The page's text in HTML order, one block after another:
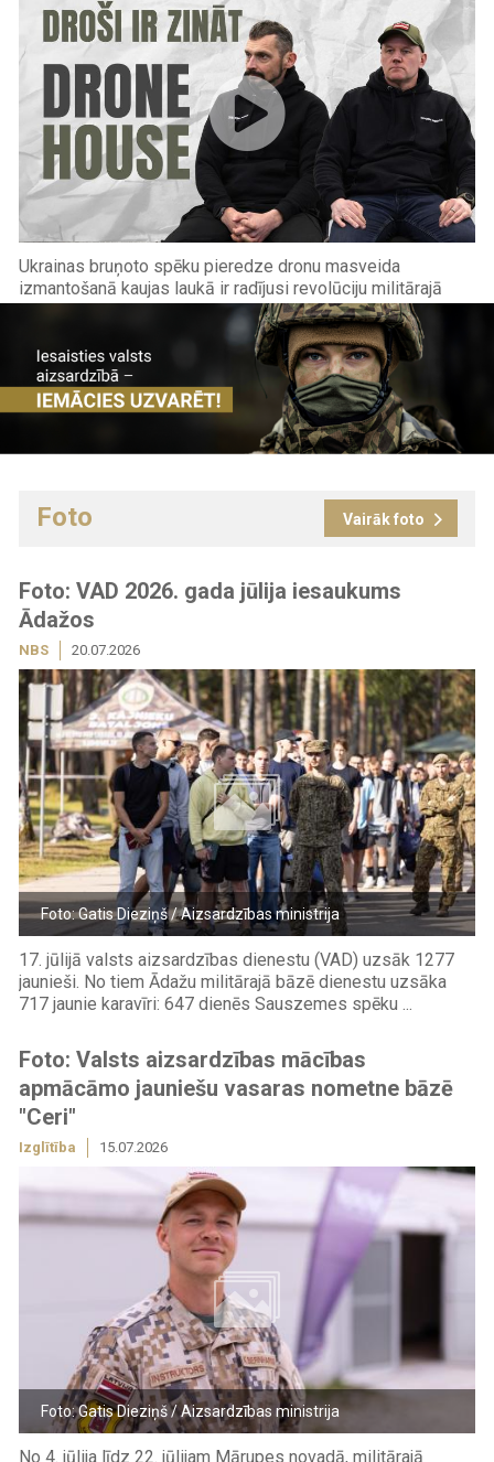
Ukrainas bruņoto spēku pieredze dronu masveida
izmantošanā kaujas laukā ir radījusi revolūciju militārajā
zinātnē. Tā pierāda, ka ar salīdzinoši ...
Foto Vairāk foto
Foto: VAD 2026. gada jūlija iesaukums
Ādažos
NBS 20.07.2026
Foto: Gatis Dieziņš / Aizsardzības ministrija
17. jūlijā valsts aizsardzības dienestu (VAD) uzsāk 1277
jaunieši. No tiem Ādažu militārajā bāzē dienestu uzsāka
717 jaunie karavīri: 647 dienēs Sauszemes spēku ...
Foto: Valsts aizsardzības mācības
apmācāmo jauniešu vasaras nometne bāzē
"Ceri"
Izglītība 15.07.2026
Foto: Gatis Dieziņš / Aizsardzības ministrija
No 4. jūlija līdz 22. jūlijam Mārupes novadā, militārajā